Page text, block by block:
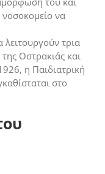
να
τρια
Οστρακιάς και
η Παιδιατρική
στο